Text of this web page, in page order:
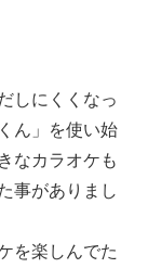
炎の知識
炎とは
ム)
しにくくなっ
ん」を使い始
なカラオケも
事がありまし
を楽しんでた